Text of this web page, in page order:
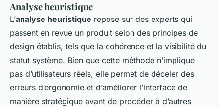
Analyse heuristique
L’analyse heuristique repose sur des experts qui
passent en revue un produit selon des principes de
design établis, tels que la cohérence et la visibilité du
statut système. Bien que cette méthode n’implique
pas d’utilisateurs réels, elle permet de déceler des
erreurs d’ergonomie et d’améliorer l’interface de
manière stratégique avant de procéder à d’autres